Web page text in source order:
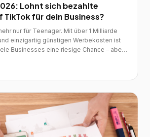
Lohnt sich bezahlte
TikTok für dein Business?
nur für Teenager. Mit über 1 Milliarde
einzigartig günstigen Werbekosten ist
Businesses eine riesige Chance – aber